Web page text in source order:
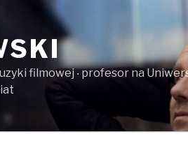
filmowej ‧ profesor na